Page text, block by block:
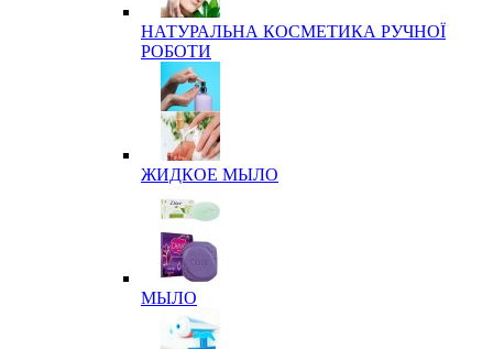
НАТУРАЛЬНА КОСМЕТИКА РУЧНОЇ
РОБОТИ
ЖИДКОЕ МЫЛО
МЫЛО